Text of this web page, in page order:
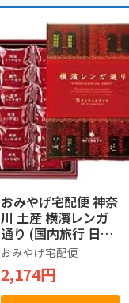
おみやげ宅配便 神奈
川 土産 横濱レンガ
通り (国内旅行 日本
神奈川 お土産）
おみやげ宅配便
2,174円